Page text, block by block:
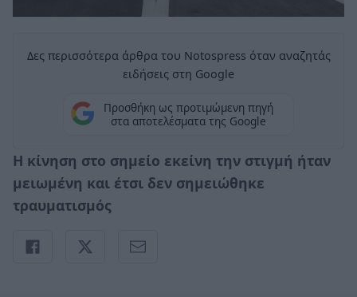
Δες περισσότερα άρθρα του Notospress όταν αναζητάς
ειδήσεις στη Google
Προσθήκη ως προτιμώμενη πηγή
στα αποτελέσματα της Google
Η κίνηση στο σημείο εκείνη την στιγμή ήταν
μειωμένη και έτσι δεν σημειώθηκε
τραυματισμός